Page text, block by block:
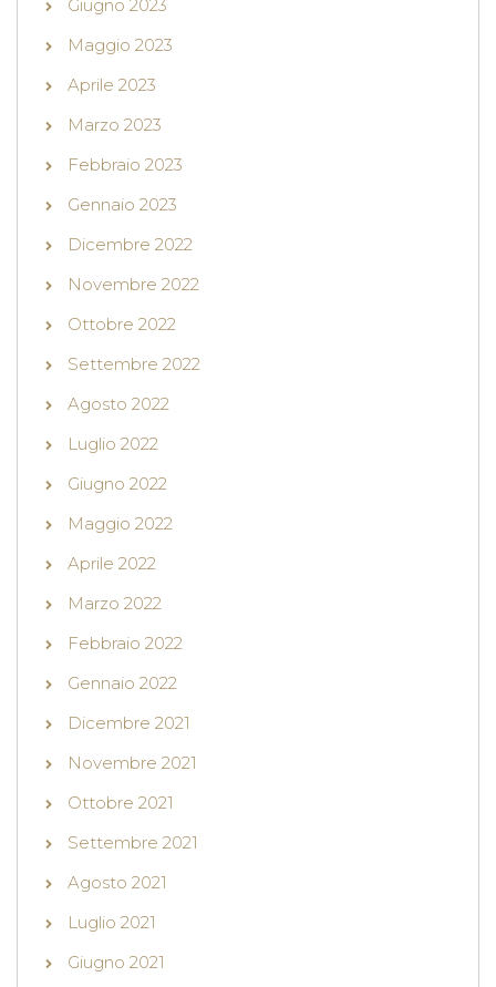
Giugno 2023
Maggio 2023
Aprile 2023
Marzo 2023
Febbraio 2023
Gennaio 2023
Dicembre 2022
Novembre 2022
Ottobre 2022
Settembre 2022
Agosto 2022
Luglio 2022
Giugno 2022
Maggio 2022
Aprile 2022
Marzo 2022
Febbraio 2022
Gennaio 2022
Dicembre 2021
Novembre 2021
Ottobre 2021
Settembre 2021
Agosto 2021
Luglio 2021
Giugno 2021